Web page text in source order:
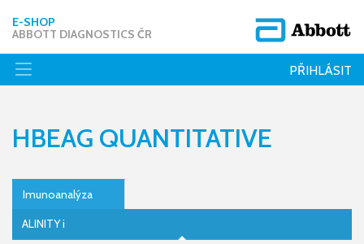
E-SHOP
ABBOTT DIAGNOSTICS ČR
PŘIHLÁSIT
HBEAG QUANTITATIVE
Imunoanalýza
ALINITY i